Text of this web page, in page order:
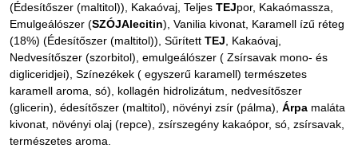
(Édesítőszer (maltitol)), Kakaóvaj, Teljes TEJpor, Kakaómassza,
Emulgeálószer (SZÓJAlecitin), Vanilia kivonat, Karamell ízű réteg
(18%) (Édesítőszer (maltitol)), Sűrített TEJ, Kakaóvaj,
Nedvesítőszer (szorbitol), emulgeálószer ( Zsírsavak mono- és
digliceridjei), Színezékek ( egyszerű karamell) természetes
karamell aroma, só), kollagén hidrolizátum, nedvesítőszer
(glicerin), édesítőszer (maltitol), növényi zsír (pálma), Árpa maláta
kivonat, növényi olaj (repce), zsírszegény kakaópor, só, zsírsavak,
természetes aroma.